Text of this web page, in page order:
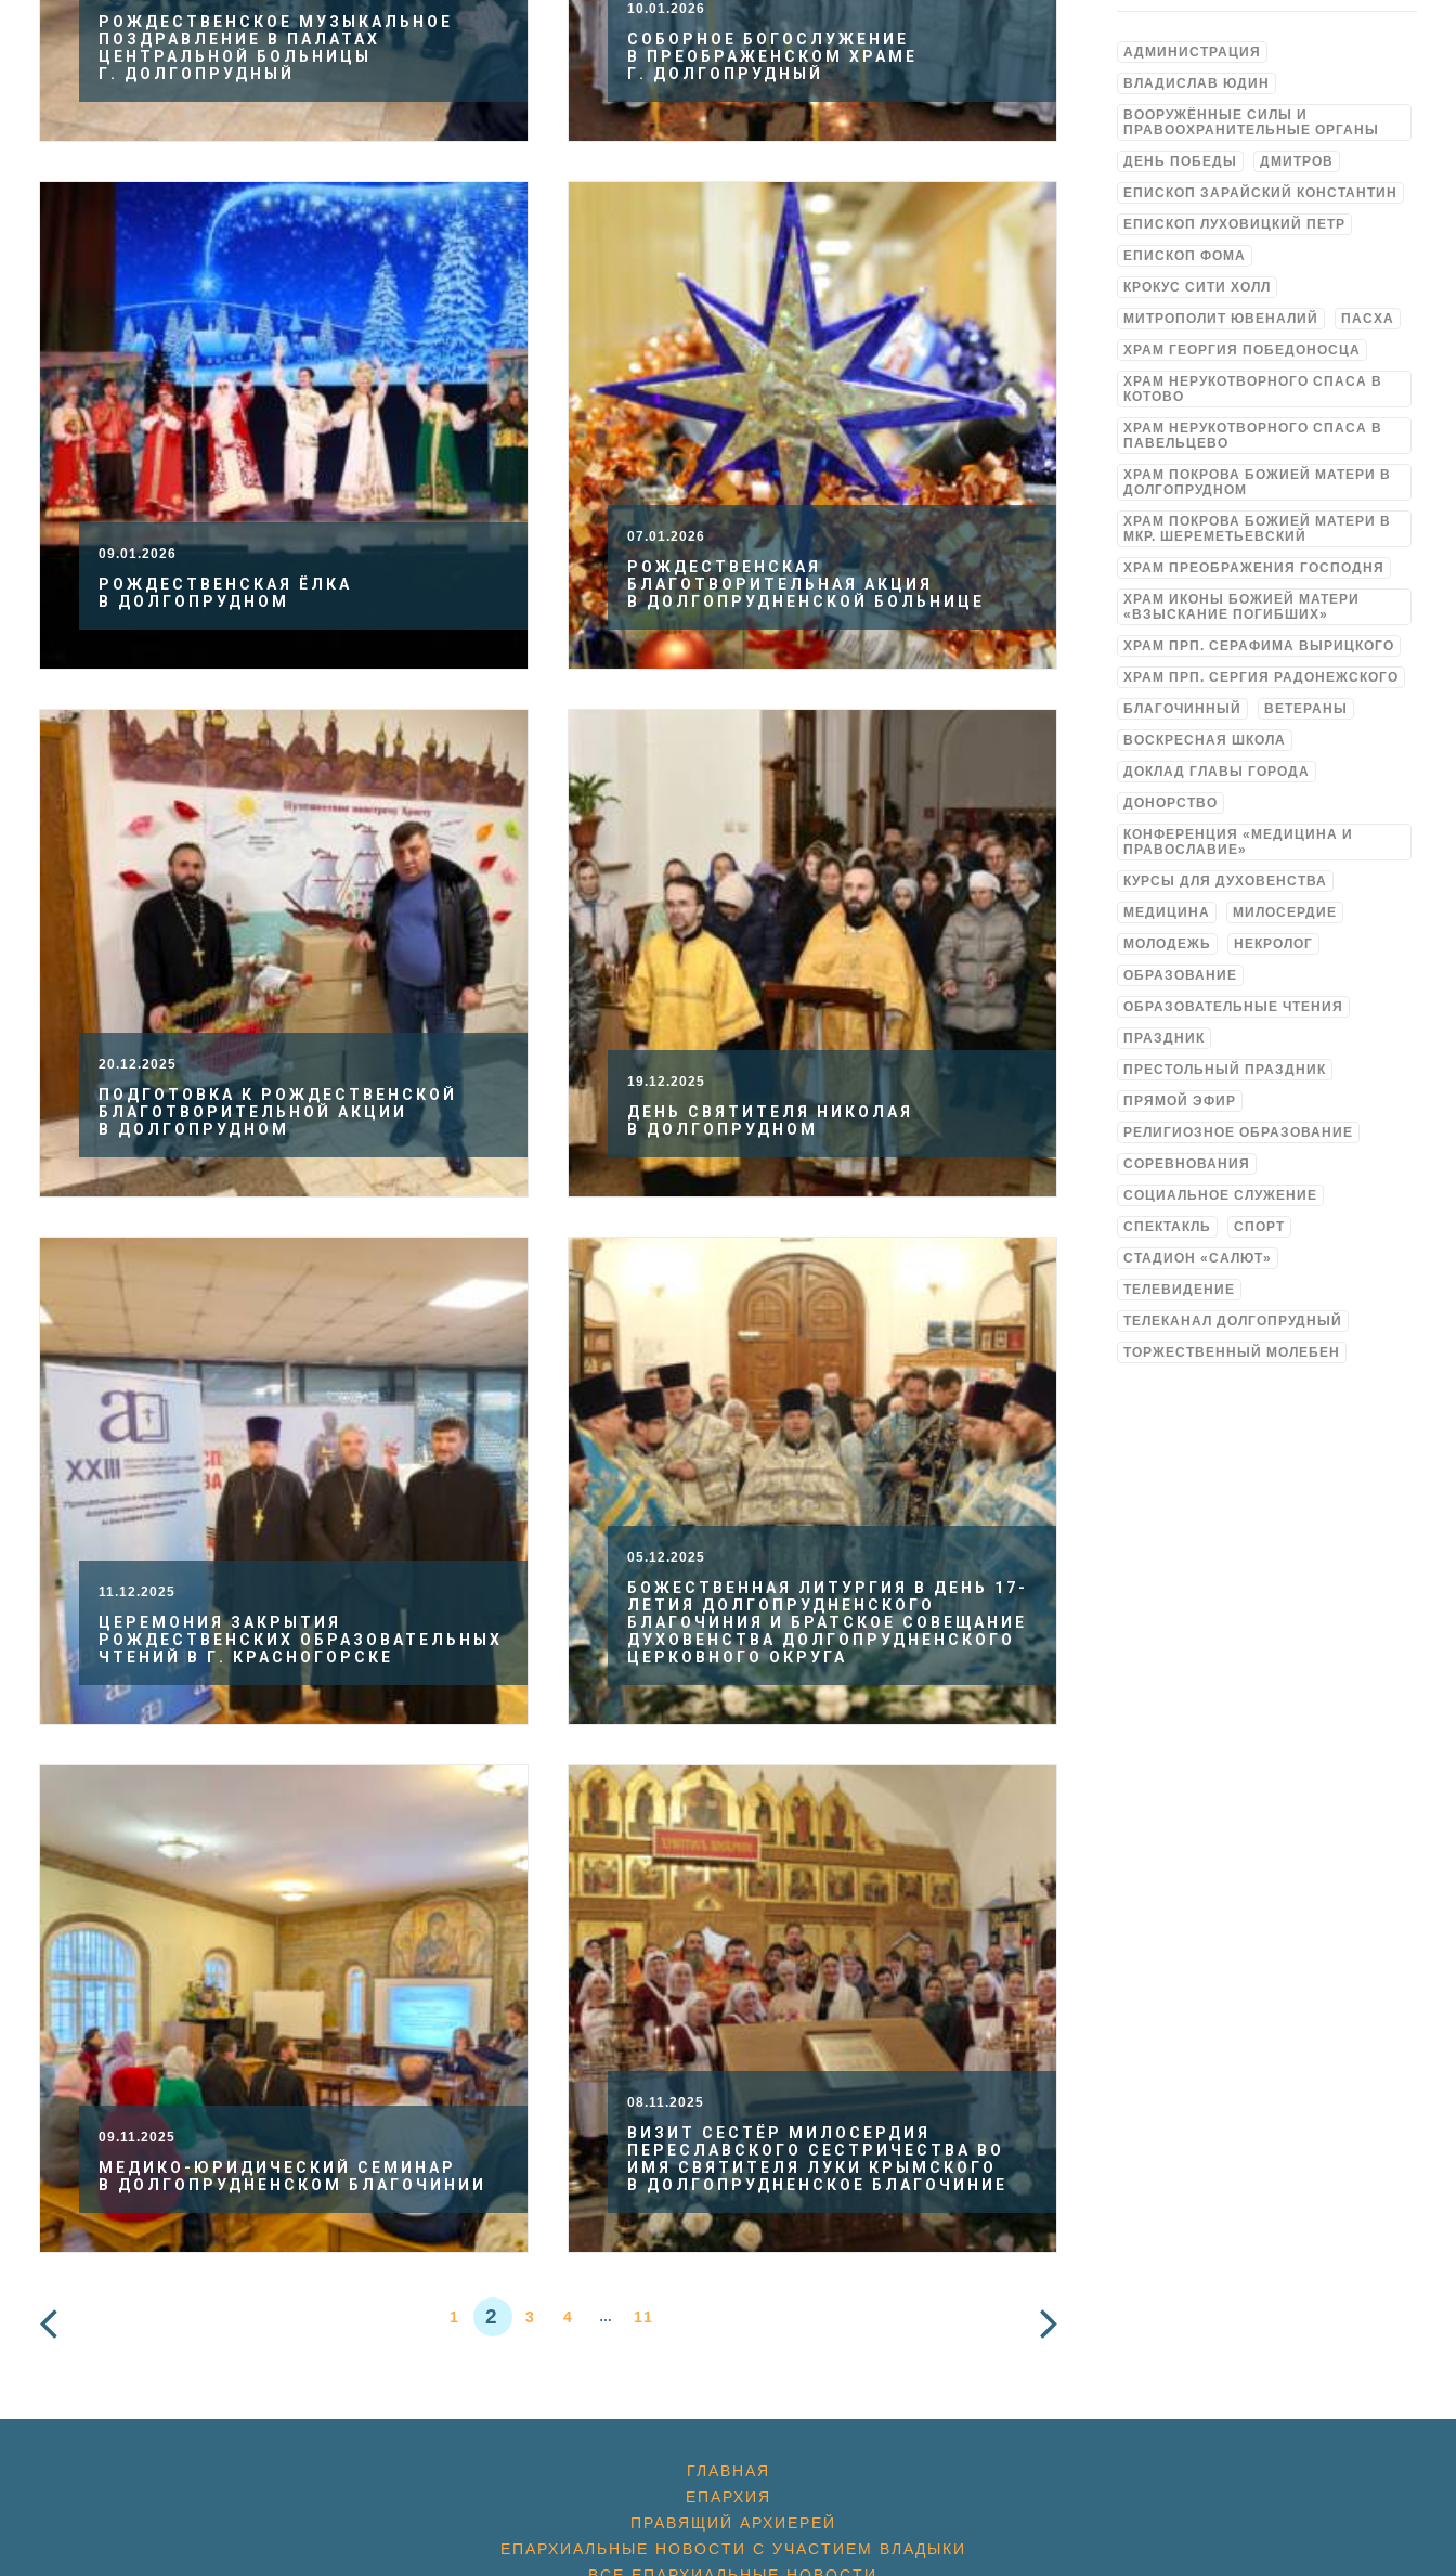
РОЖДЕСТВЕНСКОЕ МУЗЫКАЛЬНОЕ
ПОЗДРАВЛЕНИЕ В ПАЛАТАХ
ЦЕНТРАЛЬНОЙ БОЛЬНИЦЫ
Г. ДОЛГОПРУДНЫЙ
10.01.2026
СОБОРНОЕ БОГОСЛУЖЕНИЕ
В ПРЕОБРАЖЕНСКОМ ХРАМЕ
Г. ДОЛГОПРУДНЫЙ
09.01.2026
РОЖДЕСТВЕНСКАЯ ЁЛКА
В ДОЛГОПРУДНОМ
07.01.2026
РОЖДЕСТВЕНСКАЯ
БЛАГОТВОРИТЕЛЬНАЯ АКЦИЯ
В ДОЛГОПРУДНЕНСКОЙ БОЛЬНИЦЕ
20.12.2025
ПОДГОТОВКА К РОЖДЕСТВЕНСКОЙ
БЛАГОТВОРИТЕЛЬНОЙ АКЦИИ
В ДОЛГОПРУДНОМ
19.12.2025
ДЕНЬ СВЯТИТЕЛЯ НИКОЛАЯ
В ДОЛГОПРУДНОМ
11.12.2025
ЦЕРЕМОНИЯ ЗАКРЫТИЯ
РОЖДЕСТВЕНСКИХ ОБРАЗОВАТЕЛЬНЫХ
ЧТЕНИЙ В Г. КРАСНОГОРСКЕ
05.12.2025
БОЖЕСТВЕННАЯ ЛИТУРГИЯ В ДЕНЬ 17-
ЛЕТИЯ ДОЛГОПРУДНЕНСКОГО
БЛАГОЧИНИЯ И БРАТСКОЕ СОВЕЩАНИЕ
ДУХОВЕНСТВА ДОЛГОПРУДНЕНСКОГО
ЦЕРКОВНОГО ОКРУГА
09.11.2025
МЕДИКО-ЮРИДИЧЕСКИЙ СЕМИНАР
В ДОЛГОПРУДНЕНСКОМ БЛАГОЧИНИИ
08.11.2025
ВИЗИТ СЕСТЁР МИЛОСЕРДИЯ
ПЕРЕСЛАВСКОГО СЕСТРИЧЕСТВА ВО
ИМЯ СВЯТИТЕЛЯ ЛУКИ КРЫМСКОГО
В ДОЛГОПРУДНЕНСКОЕ БЛАГОЧИНИЕ
1 2 3 4 … 11
АДМИНИСТРАЦИЯ
ВЛАДИСЛАВ ЮДИН
ВООРУЖЁННЫЕ СИЛЫ И
ПРАВООХРАНИТЕЛЬНЫЕ ОРГАНЫ
ДЕНЬ ПОБЕДЫ ДМИТРОВ
ЕПИСКОП ЗАРАЙСКИЙ КОНСТАНТИН
ЕПИСКОП ЛУХОВИЦКИЙ ПЕТР
ЕПИСКОП ФОМА
КРОКУС СИТИ ХОЛЛ
МИТРОПОЛИТ ЮВЕНАЛИЙ ПАСХА
ХРАМ ГЕОРГИЯ ПОБЕДОНОСЦА
ХРАМ НЕРУКОТВОРНОГО СПАСА В
КОТОВО
ХРАМ НЕРУКОТВОРНОГО СПАСА В
ПАВЕЛЬЦЕВО
ХРАМ ПОКРОВА БОЖИЕЙ МАТЕРИ В
ДОЛГОПРУДНОМ
ХРАМ ПОКРОВА БОЖИЕЙ МАТЕРИ В
МКР. ШЕРЕМЕТЬЕВСКИЙ
ХРАМ ПРЕОБРАЖЕНИЯ ГОСПОДНЯ
ХРАМ ИКОНЫ БОЖИЕЙ МАТЕРИ
«ВЗЫСКАНИЕ ПОГИБШИХ»
ХРАМ ПРП. СЕРАФИМА ВЫРИЦКОГО
ХРАМ ПРП. СЕРГИЯ РАДОНЕЖСКОГО
БЛАГОЧИННЫЙ ВЕТЕРАНЫ
ВОСКРЕСНАЯ ШКОЛА
ДОКЛАД ГЛАВЫ ГОРОДА
ДОНОРСТВО
КОНФЕРЕНЦИЯ «МЕДИЦИНА И
ПРАВОСЛАВИЕ»
КУРСЫ ДЛЯ ДУХОВЕНСТВА
МЕДИЦИНА МИЛОСЕРДИЕ
МОЛОДЕЖЬ НЕКРОЛОГ
ОБРАЗОВАНИЕ
ОБРАЗОВАТЕЛЬНЫЕ ЧТЕНИЯ
ПРАЗДНИК
ПРЕСТОЛЬНЫЙ ПРАЗДНИК
ПРЯМОЙ ЭФИР
РЕЛИГИОЗНОЕ ОБРАЗОВАНИЕ
СОРЕВНОВАНИЯ
СОЦИАЛЬНОЕ СЛУЖЕНИЕ
СПЕКТАКЛЬ СПОРТ
СТАДИОН «САЛЮТ»
ТЕЛЕВИДЕНИЕ
ТЕЛЕКАНАЛ ДОЛГОПРУДНЫЙ
ТОРЖЕСТВЕННЫЙ МОЛЕБЕН
ГЛАВНАЯ
ЕПАРХИЯ
ПРАВЯЩИЙ АРХИЕРЕЙ
ЕПАРХИАЛЬНЫЕ НОВОСТИ С УЧАСТИЕМ ВЛАДЫКИ